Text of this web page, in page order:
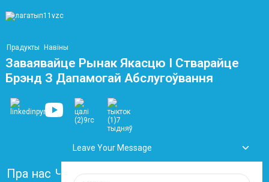
Прадукты Навіны
Заваявайце Рынак Якасцю І Стварайце
Брэнд З Дапамогай Абслугоўвання
Пра нас Часта задаваныя пытанні
Leave Your Message